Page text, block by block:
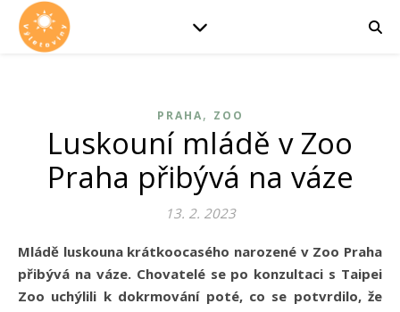
PRAHA, ZOO
Luskouní mládě v Zoo
Praha přibývá na váze
13. 2. 2023
Mládě luskouna krátkoocasého narozené v Zoo Praha
přibývá na váze. Chovatelé se po konzultaci s Taipei
Zoo uchýlili k dokrmování poté, co se potvrdilo, že